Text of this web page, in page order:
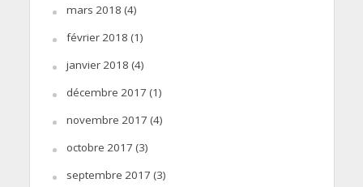
mars 2018 (4)
février 2018 (1)
janvier 2018 (4)
décembre 2017 (1)
novembre 2017 (4)
octobre 2017 (3)
septembre 2017 (3)